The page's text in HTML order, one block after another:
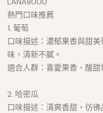
熱門口味推薦
1. 葡萄
口味描述：濃郁果香與甜
味，清新不膩。
適合人群：喜愛果香、酸甜
2. 哈密瓜
口味描述：清爽香甜，彷